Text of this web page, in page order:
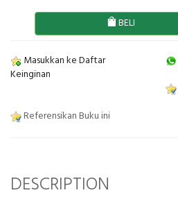
BELI
Masukkan ke Daftar
Keinginan
Referensikan Buku ini
DESCRIPTION